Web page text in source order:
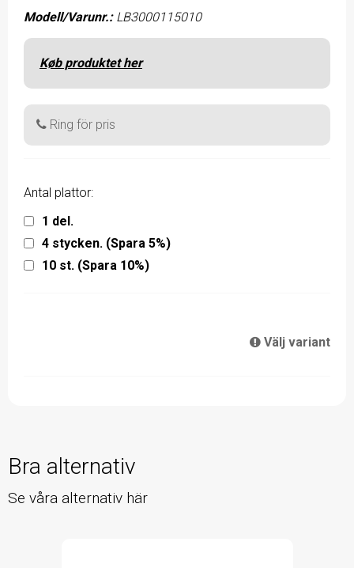
Modell/Varunr.: LB3000115010
Køb produktet her
Ring för pris
Antal plattor:
1 del.
4 stycken. (Spara 5%)
10 st. (Spara 10%)
Välj variant
Bra alternativ
Se våra alternativ här